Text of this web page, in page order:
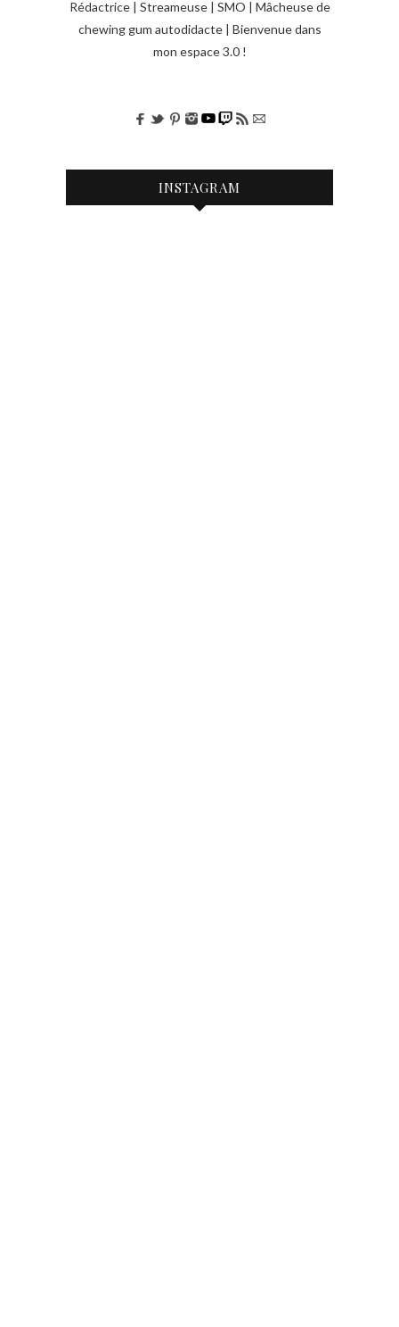
Rédactrice | Streameuse | SMO | Mâcheuse de
chewing gum autodidacte | Bienvenue dans
mon espace 3.0 !
INSTAGRAM